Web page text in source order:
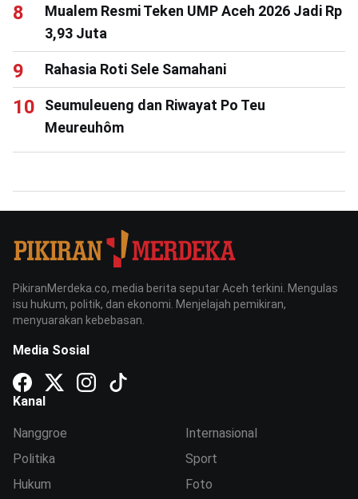
Mualem Resmi Teken UMP Aceh 2026 Jadi Rp
3,93 Juta
Rahasia Roti Sele Samahani
Seumuleueng dan Riwayat Po Teu
Meureuhôm
PikiranMerdeka.co, media berita seputar Aceh terkini. Mengulas
isu hukum, politik, dan ekonomi. Menjelajah pemikiran,
menyuarakan kebebasan.
Media Sosial
Kanal
Nanggroe
Politika
Hukum
Internasional
Sport
Foto